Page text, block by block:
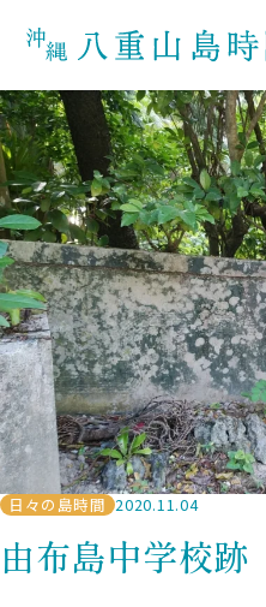
日々の島時間 2020.11.04
由布島中学校跡